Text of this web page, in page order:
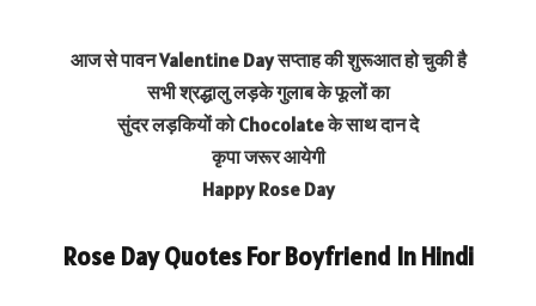
आज से पावन Valentine Day सप्ताह की शुरूआत हो चुकी है
सभी श्रद्धालु लड़के गुलाब के फूलों का
सुंदर लड़कियों को Chocolate के साथ दान दे
कृपा जरूर आयेगी
Happy Rose Day
Rose Day Quotes For Boyfriend In Hindi